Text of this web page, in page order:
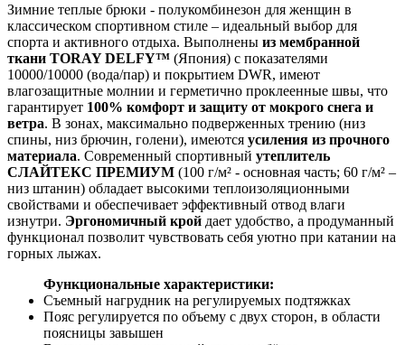
Зимние теплые брюки - полукомбинезон для женщин в
классическом спортивном стиле – идеальный выбор для
спорта и активного отдыха. Выполнены из мембранной
ткани TORAY DELFY™ (Япония) с показателями
10000/10000 (вода/пар) и покрытием DWR, имеют
влагозащитные молнии и герметично проклеенные швы, что
гарантирует 100% комфорт и защиту от мокрого снега и
ветра. В зонах, максимально подверженных трению (низ
спины, низ брючин, голени), имеются усиления из прочного
материала. Современный спортивный утеплитель
СЛАЙТЕКС ПРЕМИУМ (100 г/м² - основная часть; 60 г/м² –
низ штанин) обладает высокими теплоизоляционными
свойствами и обеспечивает эффективный отвод влаги
изнутри. Эргономичный крой дает удобство, а продуманный
функционал позволит чувствовать себя уютно при катании на
горных лыжах.
Функциональные характеристики:
Съемный нагрудник на регулируемых подтяжках
Пояс регулируется по объему с двух сторон, в области
поясницы завышен